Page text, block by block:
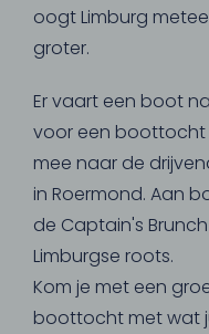
oogt Limburg
groter.
Er vaart een boot
voor een boottocht
mee naar de
in Roermond. Aan
de Captain's
Limburgse roots.
Kom je met een
boottocht met wat